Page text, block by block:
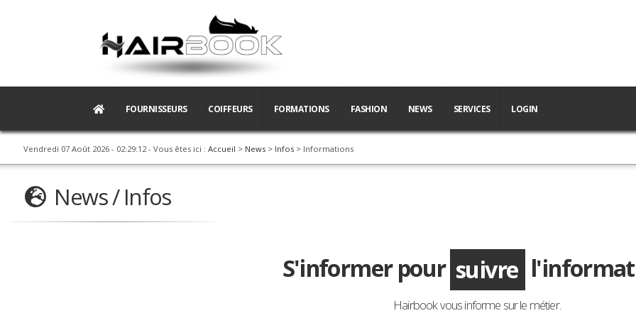
FOURNISSEURS COIFFEURS FORMATIONS FASHION NEWS SERVICES LOGIN
Vendredi 07 Août 2026 - 02:29:13- Vous êtes ici : Accueil > News > Infos > Informations
News / Infos
S'informer pour décoder
Hairbook vous informe sur le métier.